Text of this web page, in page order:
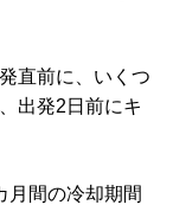
直前に、いくつ
出発2日前にキ
間の冷却期間